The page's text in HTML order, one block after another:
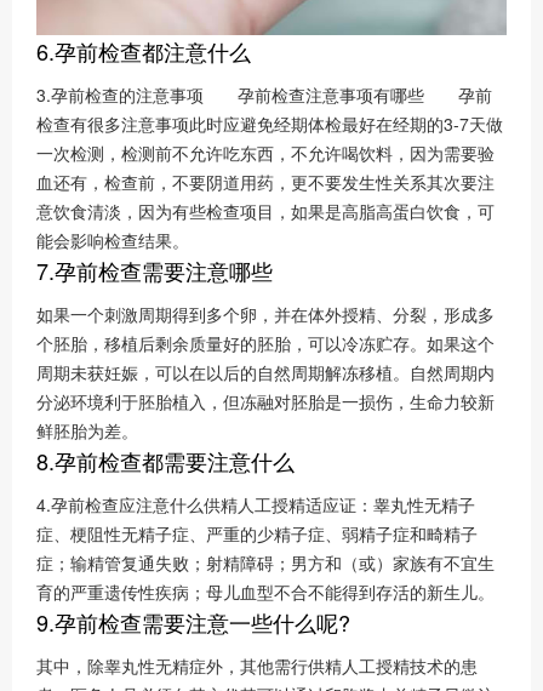
6.孕前检查都注意什么
3.孕前检查的注意事项 孕前检查注意事项有哪些 孕前
检查有很多注意事项此时应避免经期体检最好在经期的3-7天做
一次检测，检测前不允许吃东西，不允许喝饮料，因为需要验
血还有，检查前，不要阴道用药，更不要发生性关系其次要注
意饮食清淡，因为有些检查项目，如果是高脂高蛋白饮食，可
能会影响检查结果。
7.孕前检查需要注意哪些
如果一个刺激周期得到多个卵，并在体外授精、分裂，形成多
个胚胎，移植后剩余质量好的胚胎，可以冷冻贮存。如果这个
周期未获妊娠，可以在以后的自然周期解冻移植。自然周期内
分泌环境利于胚胎植入，但冻融对胚胎是一损伤，生命力较新
鲜胚胎为差。
8.孕前检查都需要注意什么
4.孕前检查应注意什么供精人工授精适应证：睾丸性无精子
症、梗阻性无精子症、严重的少精子症、弱精子症和畸精子
症；输精管复通失败；射精障碍；男方和（或）家族有不宜生
育的严重遗传性疾病；母儿血型不合不能得到存活的新生儿。
9.孕前检查需要注意一些什么呢?
其中，除睾丸性无精症外，其他需行供精人工授精技术的患